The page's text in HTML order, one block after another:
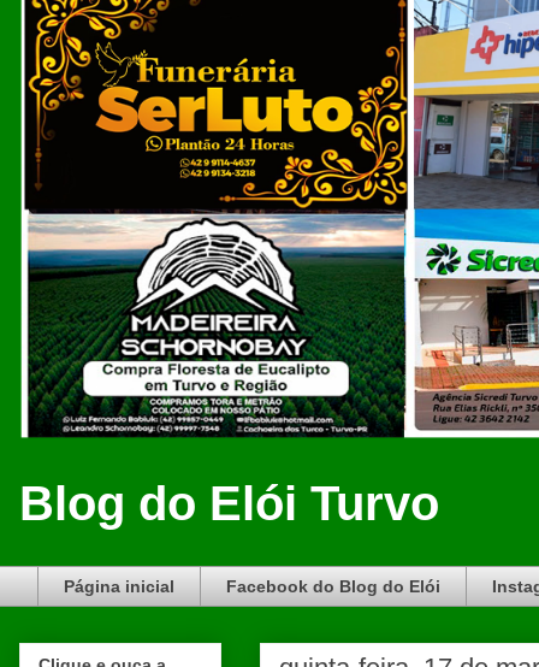
Blog do Elói Turvo
Página inicial Facebook do Blog do Elói